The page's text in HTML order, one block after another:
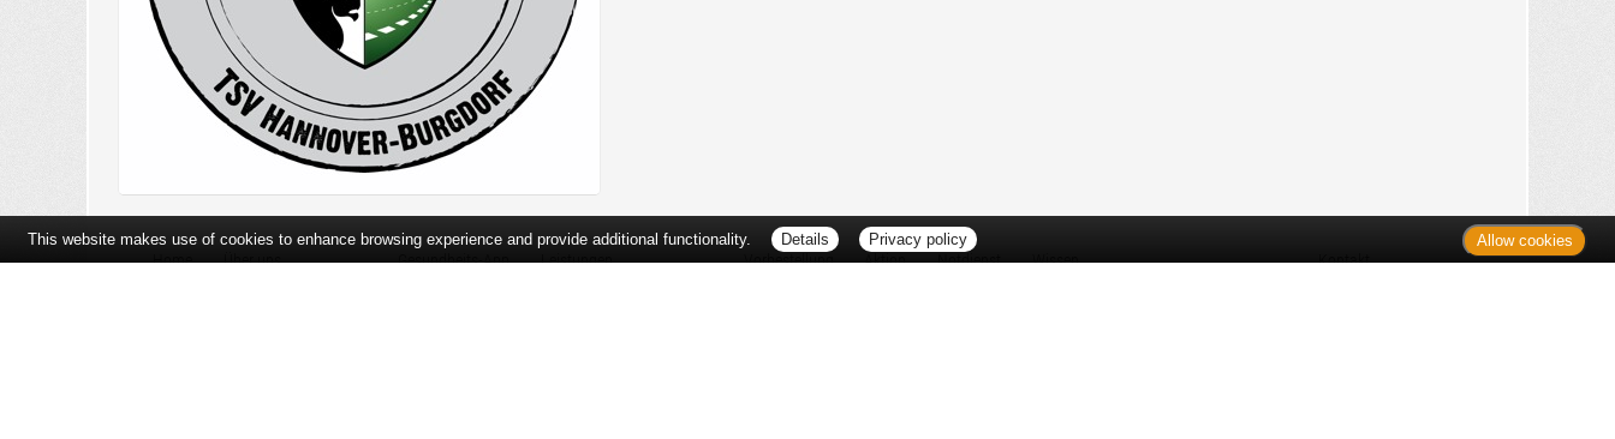
Home Über uns Gesundheits-App Leistungen Vorbestellung Aktion Notdienst Wissen Kontakt
This website makes use of cookies to enhance browsing experience and provide additional functionality. Details Privacy policy Allow cookies